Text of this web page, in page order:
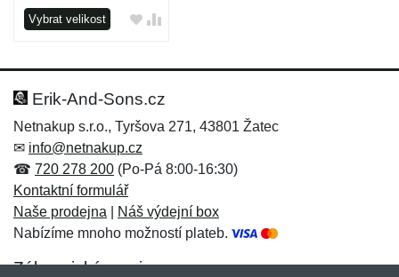
Vybrat velikost
Erik-And-Sons.cz
Netnakup s.r.o., Tyršova 271, 43801 Žatec
✉ info@netnakup.cz
☎ 720 278 200 (Po-Pá 8:00-16:30)
Kontaktní formulář
Naše prodejna
Náš výdejní box
Nabízíme mnoho možností plateb.
Zákaznický servis